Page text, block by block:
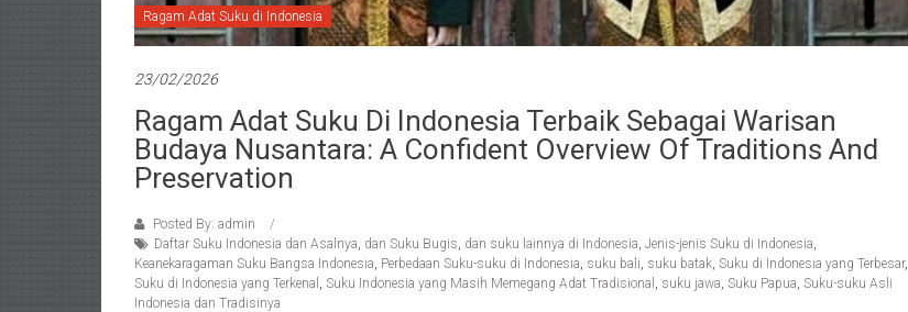
Ragam Adat Suku di Indonesia
23/02/2026
Ragam Adat Suku Di Indonesia Terbaik Sebagai Warisan
Budaya Nusantara: A Confident Overview Of Traditions And
Preservation
Posted By: admin
Daftar Suku Indonesia dan Asalnya, dan Suku Bugis, dan suku lainnya di Indonesia, Jenis-jenis Suku di Indonesia,
Keanekaragaman Suku Bangsa Indonesia, Perbedaan Suku-suku di Indonesia, suku bali, suku batak, Suku di Indonesia yang Terbesar,
Suku di Indonesia yang Terkenal , Suku Indonesia yang Masih Memegang Adat Tradisional , suku jawa, Suku Papua, Suku-suku Asli
Indonesia dan Tradisinya